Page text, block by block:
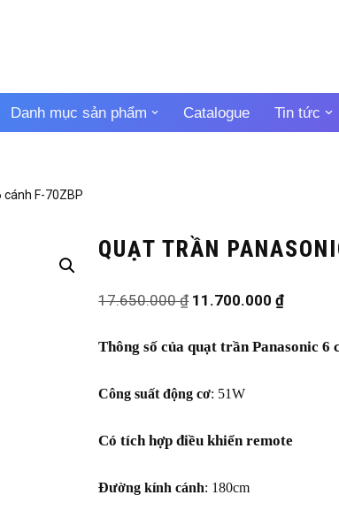
Danh mục sản phẩm Catalogue Tin tức
F-70ZBP
QUẠT TRẦN
17.650.000₫ 11.700.000₫
Thông số của quạt trần Panasonic 6
Công suất động cơ: 51W
Có tích hợp điều khiển remote
Đường kính cánh: 180cm